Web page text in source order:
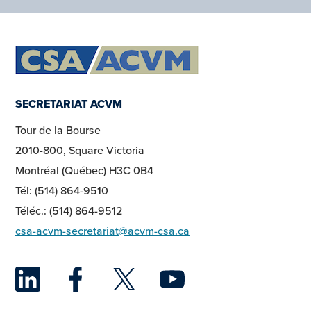
SECRETARIAT ACVM
Tour de la Bourse
2010-800, Square Victoria
Montréal (Québec) H3C 0B4
Tél: (514) 864-9510
Téléc.: (514) 864-9512
csa-acvm-secretariat@acvm-csa.ca
LinkedIn
Facebook
Twitter